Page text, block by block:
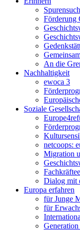
Förderung
An die
Nachhaltigkeit
ewoca 3
Soziale
netcoops:
Migration
Dialog mit
Europa erfahren
für Junge
für